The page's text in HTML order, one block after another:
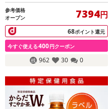
参考価格
オープン
7394円
68ポイント還元
今すぐ使える400円クーポン
962 30 0